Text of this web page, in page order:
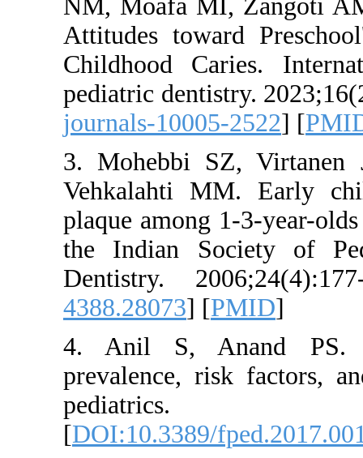
NM, Moafa
Attitudes
Childhood
pediatric
journals-
3. Mohebbi
Vehkalahti
plaque among
the Indian
Dentistry.
4388.28073
4. Anil S,
prevalence,
[DOI:10.3389/